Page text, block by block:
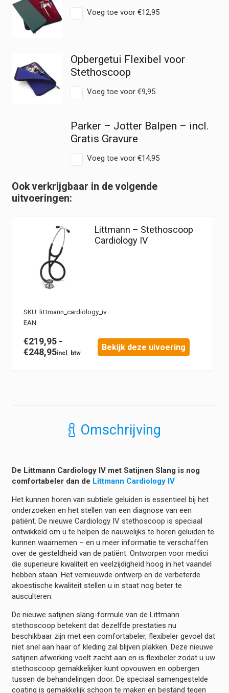
Voeg toe voor €12,95
Opbergetui Flexibel voor
Stethoscoop
Voeg toe voor €9,95
Parker – Jotter Balpen – incl.
Gratis Gravure
Voeg toe voor €14,95
Ook verkrijgbaar in de volgende
uitvoeringen:
Littmann – Stethoscoop
Cardiology IV
SKU: littmann_cardiology_iv
EAN:
€219,95 -
€248,95Prijsklasse:Bekijk deze uivoering
Omschrijving
De Littmann Cardiology IV met Satijnen Slang is nog
comfortabeler dan de Littmann Cardiology IV
Het kunnen horen van subtiele geluiden is essentieel bij het
onderzoeken en het stellen van een diagnose van een
patiënt. De nieuwe Cardiology IV stethoscoop is speciaal
ontwikkeld om u te helpen de nauwelijks te horen geluiden te
kunnen waarnemen – en u meer informatie te verschaffen
over de gesteldheid van de patiënt. Ontworpen voor medici
die superieure kwaliteit en veelzijdigheid hoog in het vaandel
hebben staan. Het vernieuwde ontwerp en de verbeterde
akoestische kwaliteit stellen u in staat nog beter te
ausculteren.
De nieuwe satijnen slang-formule van de Littmann
stethoscoop betekent dat dezelfde prestaties nu
beschikbaar zijn met een comfortabeler, flexibeler gevoel dat
niet snel aan haar of kleding zal blijven plakken. Deze nieuwe
satijnen afwerking voelt zacht aan en is flexibeler zodat u uw
stethoscoop gemakkelijker kunt opvouwen en opbergen
tussen de behandelingen door. De speciaal samengestelde
coating is gemakkelijk schoon te maken en bestand tegen